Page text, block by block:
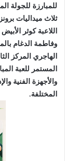
ثلاث ميداليات
وفاطمة الدغام
الهاجري المركز
المستمر للعبة
والأجهزة الفنية
المختلفة.